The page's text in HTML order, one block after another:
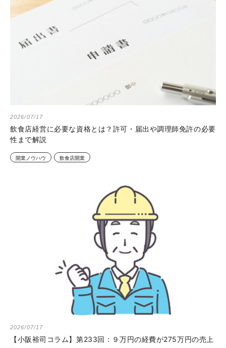
2026/07/17
飲食店経営に必要な資格とは？許可・届出や調理師免許の必要
性まで解説
開業ノウハウ 飲食店開業
2026/07/17
【小阪裕司コラム】第233回：９万円の経費が275万円の売上